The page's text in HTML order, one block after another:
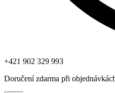
+421 902 329 993
Doručení zdarma při